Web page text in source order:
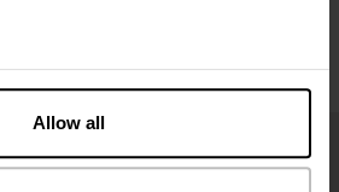
Allow all